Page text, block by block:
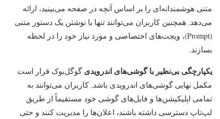
متنی هوشمندانه‌ای را بر اساس آنچه در صفحه می‌بینید، ارائه
می‌دهد. همچنین کاربران می‌توانند تنها با نوشتن یک دستور متنی
(Prompt)، ویجت‌های اختصاصی و مورد نیاز خود را در لحظه
بسازند.
یکپارچگی بی‌نظیر با گوشی‌های اندرویدی گوگل‌بوک قرار است
مکمل نهایی گوشی‌های اندرویدی باشد. کاربران می‌توانند به
تمامی اپلیکیشن‌ها و فایل‌های گوشی خود مستقیماً از طریق
لپ‌تاپ دسترسی داشته باشند، اعلان‌ها را مدیریت کنند و حتی